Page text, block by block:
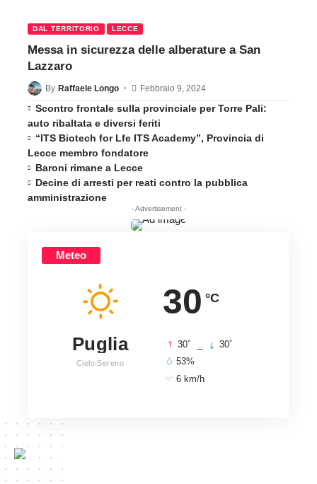
DAL TERRITORIO LECCE
Messa in sicurezza delle alberature a San
Lazzaro
By Raffaele Longo Febbraio 9, 2024
Scontro frontale sulla provinciale per Torre Pali:
auto ribaltata e diversi feriti
“ITS Biotech for Lfe ITS Academy”, Provincia di
Lecce membro fondatore
Baroni rimane a Lecce
Decine di arresti per reati contro la pubblica
amministrazione
- Advertisement -
Meteo
30 °C
Puglia
Cielo Sereno
30° 30°
53%
6 km/h